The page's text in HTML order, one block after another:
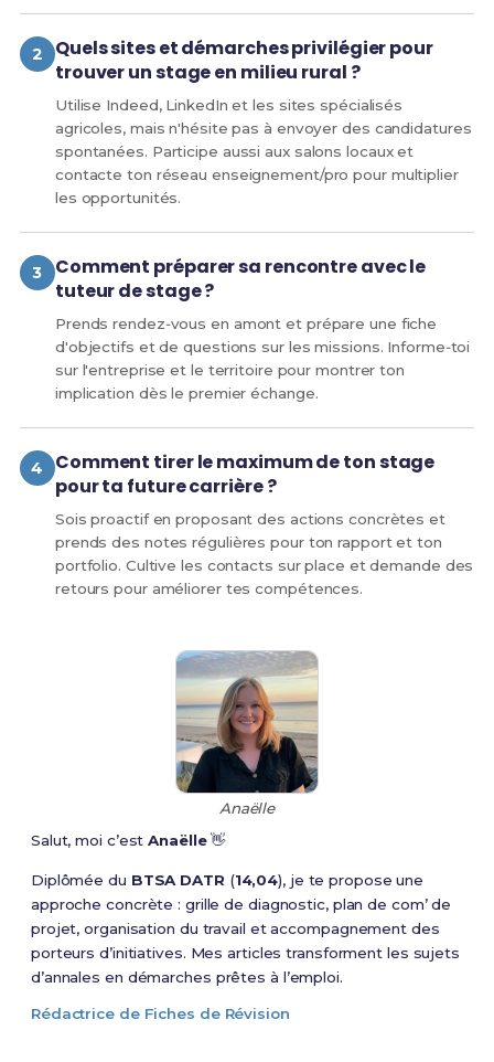
Quels sites et démarches privilégier pour
trouver un stage en milieu rural ?
Utilise Indeed, LinkedIn et les sites spécialisés
agricoles, mais n'hésite pas à envoyer des candidatures
spontanées. Participe aussi aux salons locaux et
contacte ton réseau enseignement/pro pour multiplier
les opportunités.
Comment préparer sa rencontre avec le
tuteur de stage ?
Prends rendez‑vous en amont et prépare une fiche
d'objectifs et de questions sur les missions. Informe‑toi
sur l'entreprise et le territoire pour montrer ton
implication dès le premier échange.
Comment tirer le maximum de ton stage
pour ta future carrière ?
Sois proactif en proposant des actions concrètes et
prends des notes régulières pour ton rapport et ton
portfolio. Cultive les contacts sur place et demande des
retours pour améliorer tes compétences.
Anaëlle
Salut, moi c’estAnaëlle👋
Diplômée du BTSA DATR (14,04), je te propose une
approche concrète : grille de diagnostic, plan de com’ de
projet, organisation du travail et accompagnement des
porteurs d’initiatives. Mes articles transforment les sujets
d’annales en démarches prêtes à l’emploi.
Rédactrice de Fiches de Révision